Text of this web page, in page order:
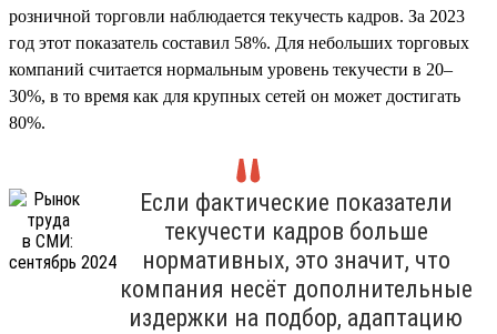
розничной торговли наблюдается текучесть кадров. За 2023
год этот показатель составил 58%. Для небольших торговых
компаний считается нормальным уровень текучести в 20–
30%, в то время как для крупных сетей он может достигать
80%.
Если фактические показатели
текучести кадров больше
нормативных, это значит, что
компания несёт дополнительные
издержки на подбор, адаптацию